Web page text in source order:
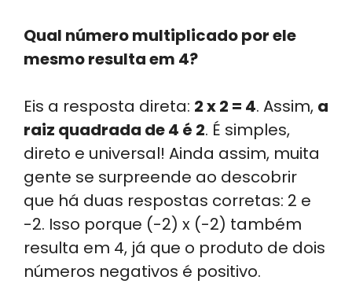
Qual número multiplicado por ele
mesmo resulta em 4?
Eis a resposta direta: 2 x 2 = 4. Assim, a
raiz quadrada de 4 é 2. É simples,
direto e universal! Ainda assim, muita
gente se surpreende ao descobrir
que há duas respostas corretas: 2 e
-2. Isso porque (-2) x (-2) também
resulta em 4, já que o produto de dois
números negativos é positivo.